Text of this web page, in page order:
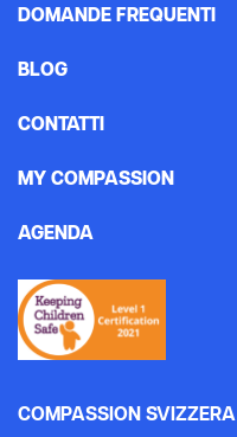
DOMANDE FREQUENTI
BLOG
CONTATTI
MY COMPASSION
AGENDA
COMPASSION SVIZZERA